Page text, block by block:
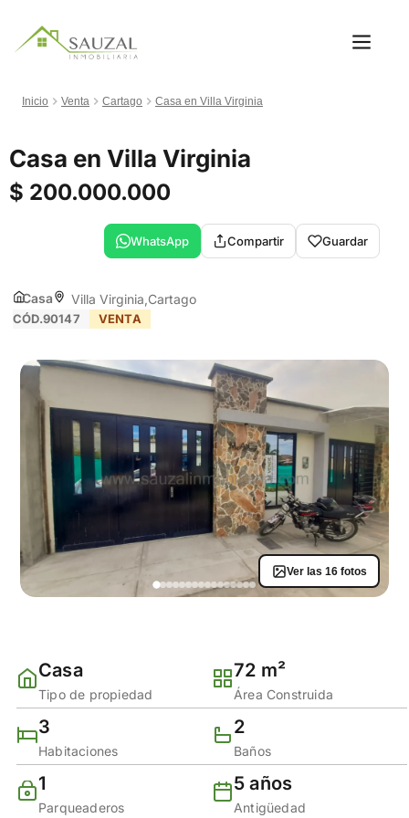
Inicio Venta Cartago Casa en Villa Virginia
Casa en Villa Virginia
$ 200.000.000
WhatsApp Compartir Guardar
Casa Villa Virginia Cartago
CÓD.90147 VENTA
Ver las 16 fotos
Casa
Tipo de propiedad
72 m²
Área Construida
3
Habitaciones
2
Baños
1
Parqueaderos
5 años
Antigüedad